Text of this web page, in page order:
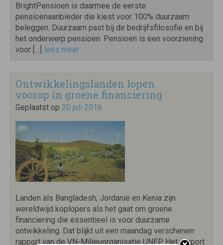
BrightPensioen is daarmee de eerste
pensioenaanbieder die kiest voor 100% duurzaam
beleggen. Duurzaam past bij de bedrijfsfilosofie en bij
het onderwerp pensioen. Pensioen is een voorziening
voor […] lees meer
Ontwikkelingslanden lopen
voorop in groene financiering
Geplaatst op 20 juli 2016
Landen als Bangladesh, Jordanië en Kenia zijn
wereldwijd koplopers als het gaat om groene
financiering die essentieel is voor duurzame
ontwikkeling. Dat blijkt uit een maandag verschenen
rapport van de VN-Milieuorganisatie UNEP. Het rapport